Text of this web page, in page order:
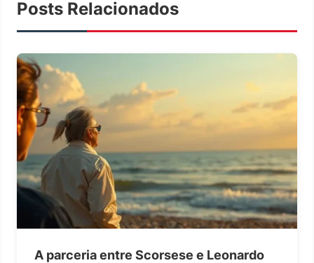
Posts Relacionados
A parceria entre Scorsese e Leonardo